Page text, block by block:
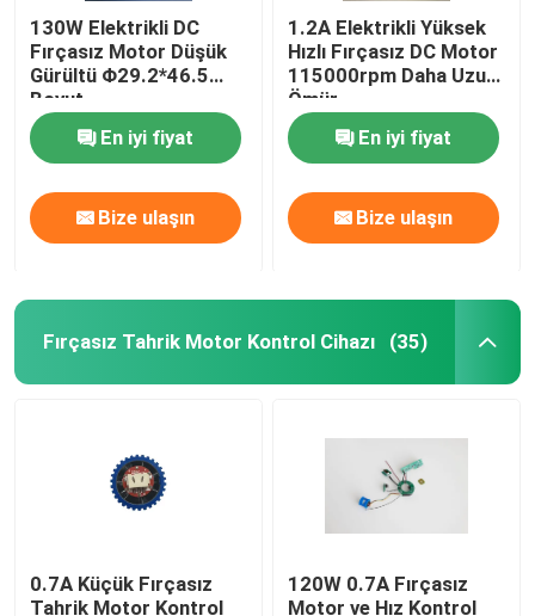
130W Elektrikli DC
Fırçasız Motor Düşük
Gürültü Φ29.2*46.5
Boyut
En iyi fiyat
Bize ulaşın
1.2A Elektrikli Yüksek
Hızlı Fırçasız DC Motor
115000rpm Daha Uzun
Ömür
En iyi fiyat
Bize ulaşın
Fırçasız Tahrik Motor Kontrol Cihazı (35)
0.7A Küçük Fırçasız
Tahrik Motor Kontrol
120W 0.7A Fırçasız
Motor ve Hız Kontrol